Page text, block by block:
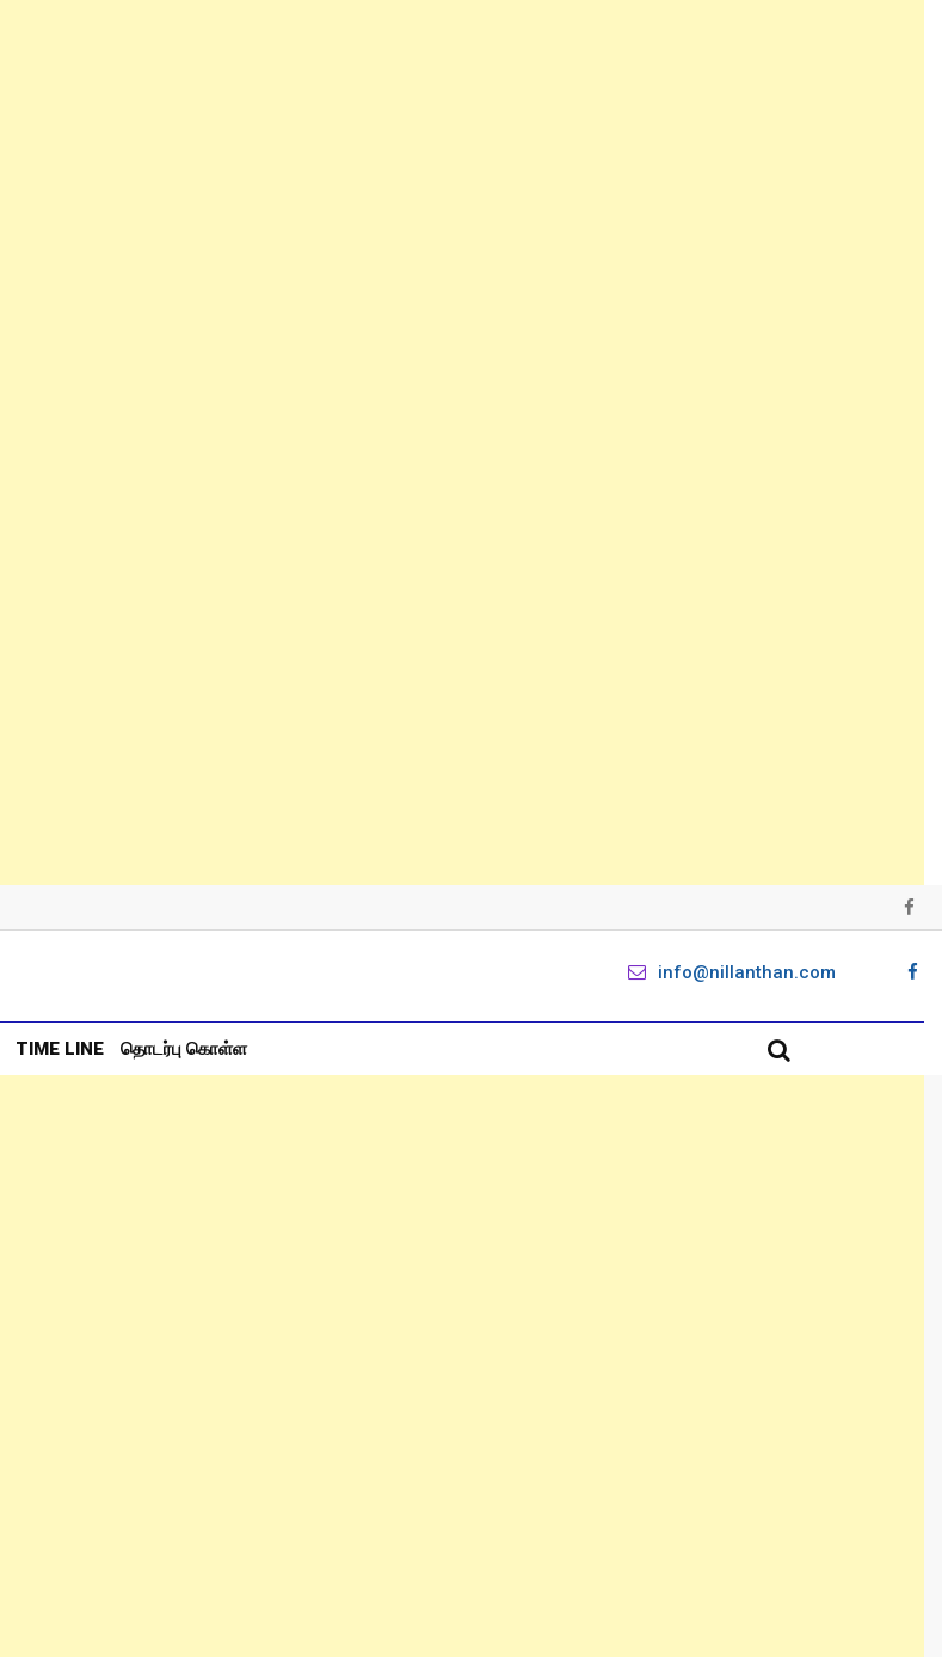
info@nillanthan.com
TIME LINE தொடர்பு கொள்ள